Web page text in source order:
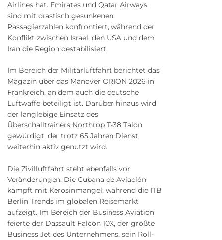
Airlines hat. Emirates und Qatar Airways
sind mit drastisch gesunkenen
Passagierzahlen konfrontiert, während der
Konflikt zwischen Israel, den USA und dem
Iran die Region destabilisiert.
Im Bereich der Militärluftfahrt berichtet das
Magazin über das Manöver ORION 2026 in
Frankreich, an dem auch die deutsche
Luftwaffe beteiligt ist. Darüber hinaus wird
der langlebige Einsatz des
Überschalltrainers Northrop T-38 Talon
gewürdigt, der trotz 65 Jahren Dienst
weiterhin aktiv genutzt wird.
Die Zivilluftfahrt steht ebenfalls vor
Veränderungen. Die Cubana de Aviación
kämpft mit Kerosinmangel, während die ITB
Berlin Trends im globalen Reisemarkt
aufzeigt. Im Bereich der Business Aviation
feierte der Dassault Falcon 10X, der größte
Business Jet des Unternehmens, sein Roll-